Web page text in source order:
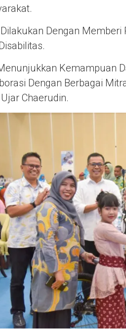
Dengan Memberi
Kemampuan
Dengan Berbagai
Chaerudin.